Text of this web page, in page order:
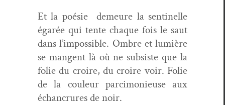
Et la poésie demeure la sen­tinelle
égarée qui tente chaque fois le saut
dans l’impossible. Ombre et lumière
se man­gent là où ne sub­siste que la
folie du croire, du croire voir. Folie
de la couleur parci­monieuse aux
échan­crures de noir.